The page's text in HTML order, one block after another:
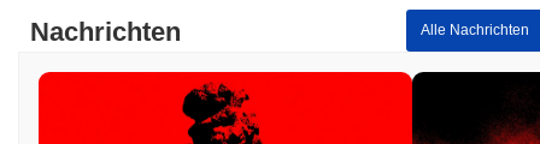
unter seinem ATH gehandelt .
breiteren Kryptomarkt ab?
In den letzten 7 Tagen ist DKEY BANK um
gestiegen und
Nachrichten Alle Nachrichten